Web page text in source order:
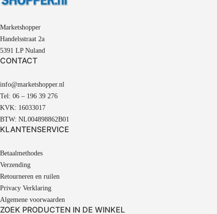
Marketshopper
Handelsstraat 2a
5391 LP Nuland
CONTACT
info@marketshopper.nl
Tel: 06 – 196 39 276
KVK: 16033017
BTW: NL004898862B01
KLANTENSERVICE
Betaalmethodes
Verzending
Retourneren en ruilen
Privacy Verklaring
Algemene voorwaarden
ZOEK PRODUCTEN IN DE WINKEL